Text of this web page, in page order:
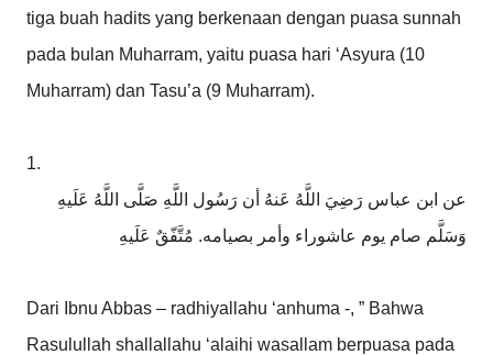
tiga buah hadits yang berkenaan dengan puasa sunnah
pada bulan Muharram, yaitu puasa hari ‘Asyura (10
Muharram) dan Tasu’a (9 Muharram).
1.
عن ابن عباس رَضِيَ اللَّهُ عَنهُ أن رَسُول اللَّهِ صَلَّى اللَّهُ عَلَيهِ
وَسَلَّم صام يوم عاشوراء وأمر بصيامه. مُتَّفّقٌ عَلَيهِ
Dari Ibnu Abbas – radhiyallahu ‘anhuma -, ” Bahwa
Rasulullah shallallahu ‘alaihi wasallam berpuasa pada